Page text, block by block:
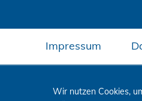
Impressum
Wir nutzen Cookies,